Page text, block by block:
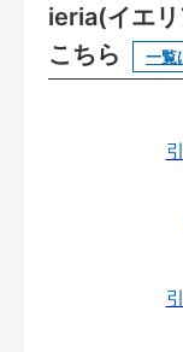
ieria(イエ
こちら
一覧